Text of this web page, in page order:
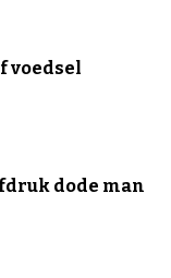
voedsel
dode man